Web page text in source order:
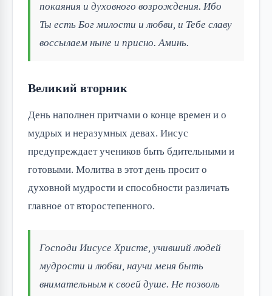
покаяния и духовного возрождения. Ибо
Ты есть Бог милости и любви, и Тебе славу
воссылаем ныне и присно. Аминь.
Великий вторник
День наполнен притчами о конце времен и о
мудрых и неразумных девах. Иисус
предупреждает учеников быть бдительными и
готовыми. Молитва в этот день просит о
духовной мудрости и способности различать
главное от второстепенного.
Господи Иисусе Христе, учивший людей
мудрости и любви, научи меня быть
внимательным к своей душе. Не позволь